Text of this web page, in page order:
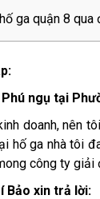
ga quận 8 qua
ngụ tại
doanh, nên
hố ga nhà tôi
công ty giải
Bảo xin trả lời: